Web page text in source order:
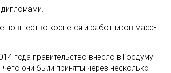
дипломами.
новшество коснется и работников масс-
года правительство внесло в Госдуму
они были приняты через несколько